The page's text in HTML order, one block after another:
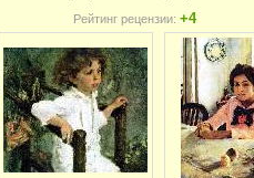
Рейтинг рецензии: +4